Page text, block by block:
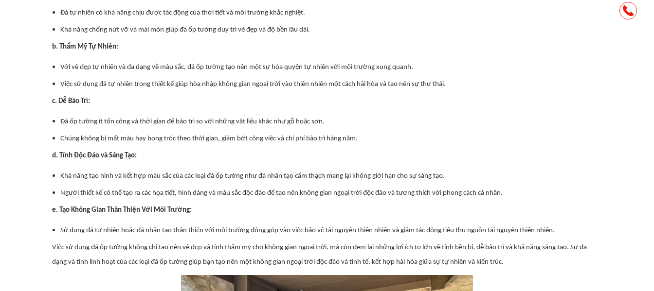
Đá tự nhiên có khả năng chịu được tác động của thời tiết và môi trường khắc nghiệt.
Khả năng chống nứt vỡ và mài mòn giúp đá ốp tường duy trì vẻ đẹp và độ bền lâu dài.
b. Thẩm Mỹ Tự Nhiên:
Với vẻ đẹp tự nhiên và đa dạng về màu sắc, đá ốp tường tạo nên một sự hòa quyện tự nhiên với môi trường xung quanh.
Việc sử dụng đá tự nhiên trong thiết kế giúp hòa nhập không gian ngoại trời vào thiên nhiên một cách hài hòa và tạo nên sự thư thái.
c. Dễ Bảo Trì:
Đá ốp tường ít tốn công và thời gian để bảo trì so với những vật liệu khác như gỗ hoặc sơn.
Chúng không bị mất màu hay bong tróc theo thời gian, giảm bớt công việc và chi phí bảo trì hàng năm.
d. Tính Độc Đáo và Sáng Tạo:
Khả năng tạo hình và kết hợp màu sắc của các loại đá ốp tường như đá nhân tạo cẩm thạch mang lại không giới hạn cho sự sáng tạo.
Người thiết kế có thể tạo ra các họa tiết, hình dáng và màu sắc độc đáo để tạo nên không gian ngoại trời độc đáo và tương thích với phong cách cá nhân.
e. Tạo Không Gian Thân Thiện Với Môi Trường:
Sử dụng đá tự nhiên hoặc đá nhân tạo thân thiện với môi trường đóng góp vào việc bảo vệ tài nguyên thiên nhiên và giảm tác động tiêu thụ nguồn tài nguyên thiên nhiên.
Việc sử dụng đá ốp tường không chỉ tạo nên vẻ đẹp và tính thẩm mỹ cho không gian ngoại trời, mà còn đem lại những lợi ích to lớn về tính bền bỉ, dễ bảo trì và khả năng sáng tạo. Sự đa
dạng và tính linh hoạt của các loại đá ốp tường giúp bạn tạo nên một không gian ngoại trời độc đáo và tinh tế, kết hợp hài hòa giữa sự tự nhiên và kiến trúc.